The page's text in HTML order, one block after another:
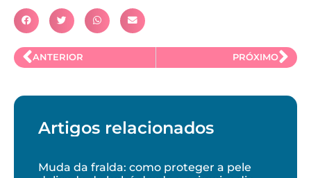
ANTERIOR PRÓXIMO
Artigos relacionados
Muda da fralda: como proteger a pele